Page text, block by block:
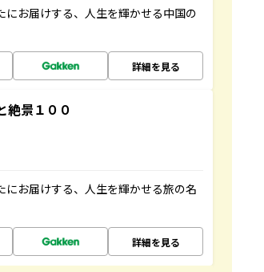
お届けする、人生を輝かせる中国の
詳細を見る
絶景１００
お届けする、人生を輝かせる旅の名
詳細を見る